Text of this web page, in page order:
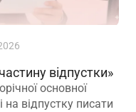
відпустки»
основної
на відпустку писати